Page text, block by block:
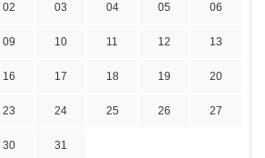
02 03 04 05 06
09 10 11 12 13
16 17 18 19 20
23 24 25 26 27
30 31